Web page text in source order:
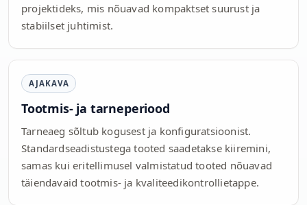
projektideks, mis nõuavad kompaktset suurust ja
stabiilset juhtimist.
AJAKAVA
Tootmis- ja tarneperiood
Tarneaeg sõltub kogusest ja konfiguratsioonist.
Standardseadistustega tooted saadetakse kiiremini,
samas kui eritellimusel valmistatud tooted nõuavad
täiendavaid tootmis- ja kvaliteedikontrollietappe.